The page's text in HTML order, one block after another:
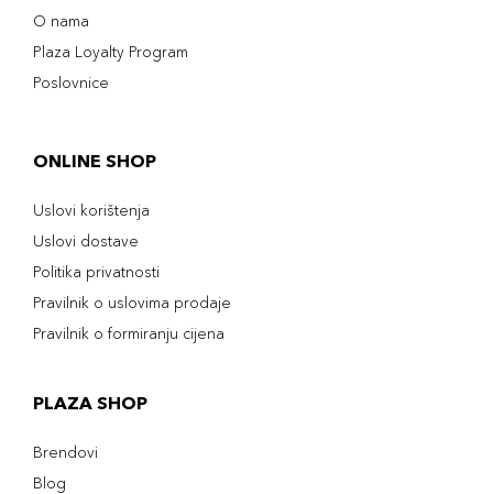
O nama
Plaza Loyalty Program
Poslovnice
ONLINE SHOP
Uslovi korištenja
Uslovi dostave
Politika privatnosti
Pravilnik o uslovima prodaje
Pravilnik o formiranju cijena
PLAZA SHOP
Brendovi
Blog